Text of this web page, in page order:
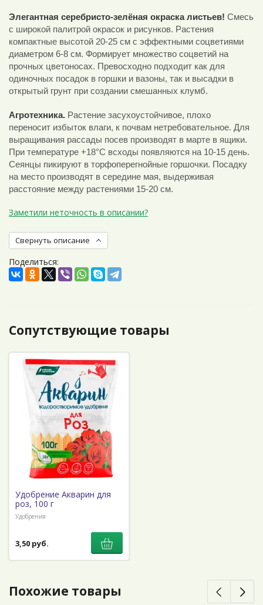
Элегантная серебристо-зелёная окраска листьев! Смесь
с широкой палитрой окрасок и рисунков. Растения
компактные высотой 20-25 см с эффектными соцветиями
диаметром 6-8 см. Формирует множество соцветий на
прочных цветоносах. Превосходно подходит как для
одиночных посадок в горшки и вазоны, так и высадки в
открытый грунт при создании смешанных клумб.
Агротехника. Растение засухоустойчивое, плохо
переносит избыток влаги, к почвам нетребовательное. Для
выращивания рассады посев производят в марте в ящики.
При температуре +18°C всходы появляются на 10-15 день.
Сеянцы пикируют в торфоперегнойные горшочки. Посадку
на место производят в середине мая, выдерживая
расстояние между растениями 15-20 см.
Заметили неточность в описании?
Свернуть описание
Поделиться:
Сопутствующие товары
Удобрение Акварин для
роз, 100 г
Удобрения
3,50 руб.
Похожие товары